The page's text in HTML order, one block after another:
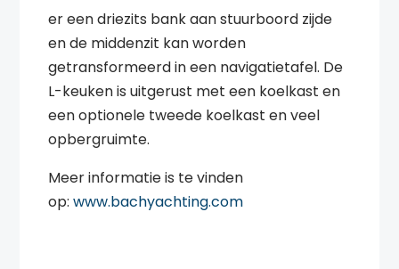
er een driezits bank aan stuurboord zijde
en de middenzit kan worden
getransformeerd in een navigatietafel. De
L-keuken is uitgerust met een koelkast en
een optionele tweede koelkast en veel
opbergruimte.
Meer informatie is te vinden
op: www.bachyachting.com